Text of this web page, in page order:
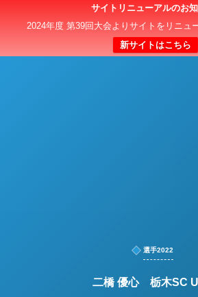
サイトリニューアルのお
2024年度 第39回大会よりサイトをリニュ
新サイトはこちら
日本クラブユースサッカー選手
選手2022
二橋 優心 栃木SC